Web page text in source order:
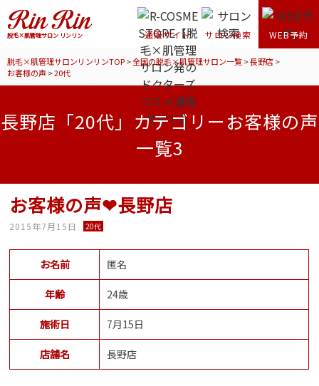
脱毛×肌管理サロン リンリン 通販サイト サロン検索 WEB予約
脱毛×肌管理サロンリンリンTOP>全国の脱毛×肌管理サロン一覧>長野店>
お客様の声 >20代
長野店「20代」カテゴリーお客様の声
一覧3
お客様の声❤長野店
2015年7月15日 20代
お名前 匿名
年齢 24歳
施術日 7月15日
店舗名 長野店